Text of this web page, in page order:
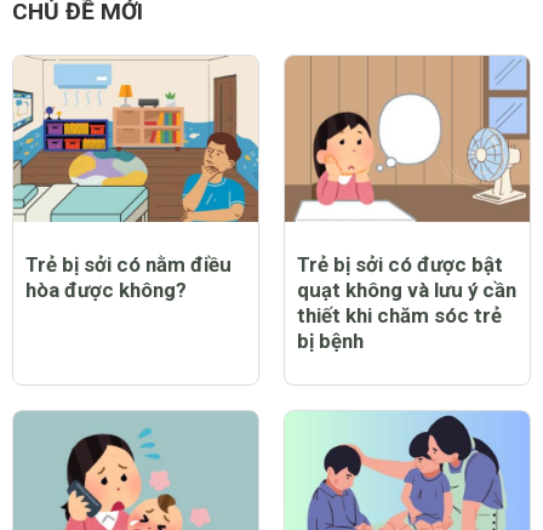
CHỦ ĐỀ MỚI
Trẻ bị sởi có nằm điều
hòa được không?
Trẻ bị sởi có được bật
quạt không và lưu ý cần
thiết khi chăm sóc trẻ
bị bệnh